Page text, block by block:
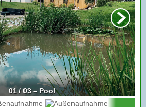
01 / 03 – Pool